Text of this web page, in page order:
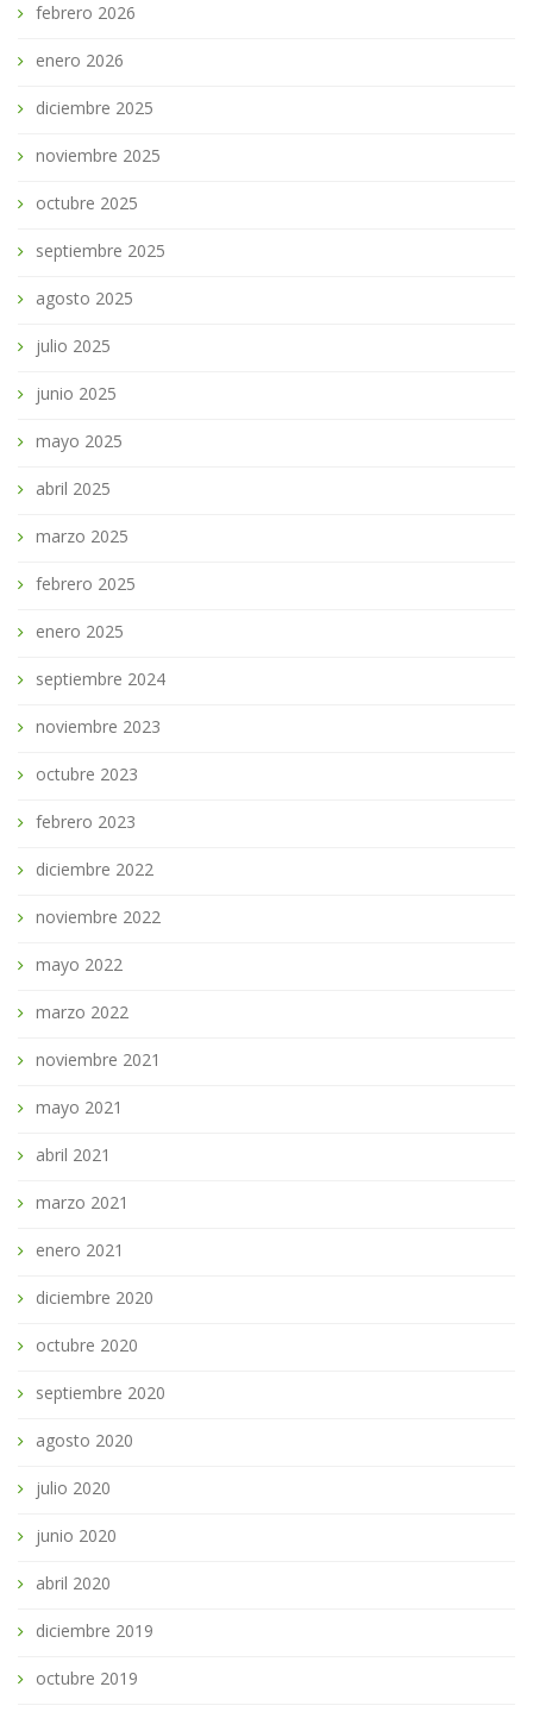
febrero 2026
enero 2026
diciembre 2025
noviembre 2025
octubre 2025
septiembre 2025
agosto 2025
julio 2025
junio 2025
mayo 2025
abril 2025
marzo 2025
febrero 2025
enero 2025
septiembre 2024
noviembre 2023
octubre 2023
febrero 2023
diciembre 2022
noviembre 2022
mayo 2022
marzo 2022
noviembre 2021
mayo 2021
abril 2021
marzo 2021
enero 2021
diciembre 2020
octubre 2020
septiembre 2020
agosto 2020
julio 2020
junio 2020
abril 2020
diciembre 2019
octubre 2019